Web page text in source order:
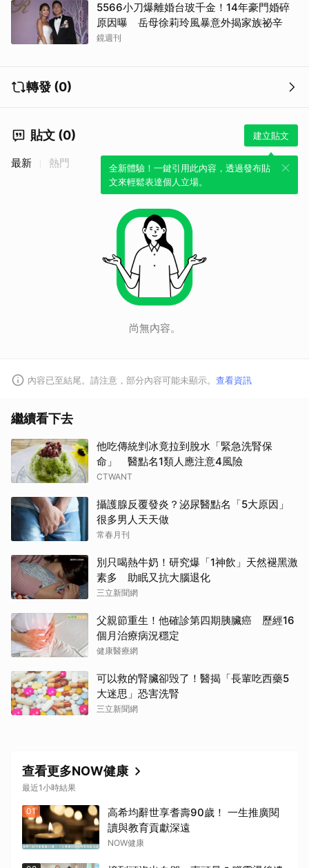
5566小刀爆離婚台玻千金！14年豪門婚碎
原因曝 岳母徐莉玲風暴意外揭家族祕辛
鏡週刊
轉發 (0)
貼文 (0) 建立貼文
全新體驗！一鍵引用此內容，透過發布貼
文來輕鬆表達個人立場。
最新 熱門
尚無內容。
內容已至結尾。請注意，部分內容可能未顯示。 查看資訊
繼續看下去
他吃傳統剉冰竟拉到脫水「緊急洗腎保
命」 醫點名1類人應注意4風險
CTWANT
攝護腺反覆發炎？泌尿醫點名「5大原因」
很多男人天天做
常春月刊
別只喝熱牛奶！研究爆「1神飲」天然褪黑激
素多 助眠又抗大腦退化
三立新聞網
父親節重生！他確診第四期胰臟癌 歷經16
個月治療病況穩定
健康醫療網
可以救的腎臟卻毁了！醫揭「長輩吃西藥5
大迷思」恐害洗腎
三立新聞網
查看更多NOW健康
最近1小時結果
01
高希均辭世享耆壽90歲！ 一生推廣閱
讀與教育貢獻深遠
NOW健康